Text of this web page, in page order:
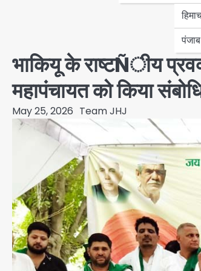
पंजाब
भाकियू के राष्टÑीय
महापंचायत को किया
May 25, 2026 Team JHJ